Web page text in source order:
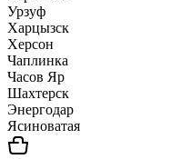
Урзуф
Харцызск
Херсон
Чаплинка
Часов Яр
Шахтерск
Энергодар
Ясиноватая